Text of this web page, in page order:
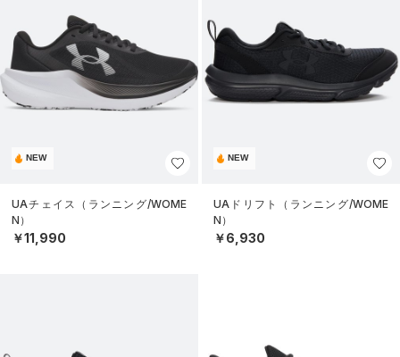
NEW
UAチェイス（ランニング/WOME
N）
￥11,990
NEW
UAドリフト（ランニング/WOME
N）
￥6,930